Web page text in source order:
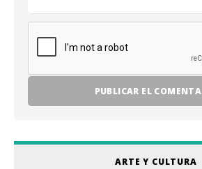
ARTE Y CULTURA